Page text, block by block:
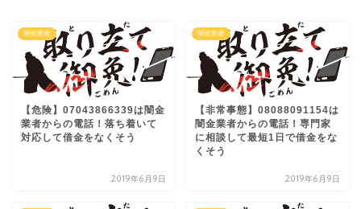
闇金業者
【危険】07043866339は闇金
業者からの電話！落ち着いて
対応して借金をなくそう
2019年6月9日
闇金業者
【非常事態】08088091154は
闇金業者からの電話！専門家
に相談して最短1日で借金をな
くそう
2019年6月9日